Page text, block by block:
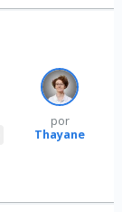
por
Thayane